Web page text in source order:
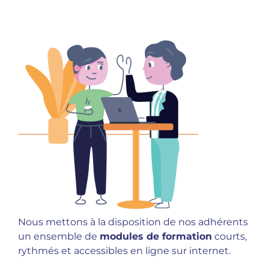
Nous mettons à la disposition de nos adhérents
un ensemble de modules de formation courts,
rythmés et accessibles en ligne sur internet.